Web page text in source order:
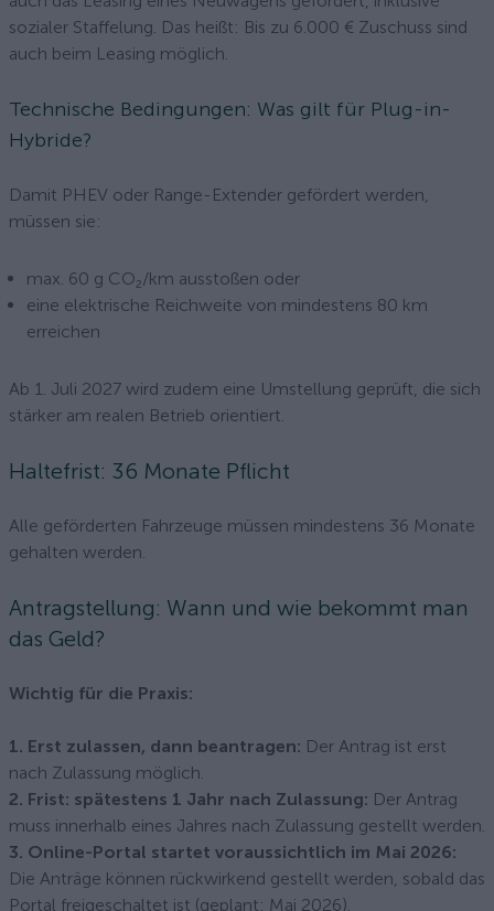
sozialer Staffelung. Das heißt: Bis zu 6.000 € Zuschuss sind
auch beim Leasing möglich.
Technische Bedingungen: Was gilt für Plug-in-
Hybride?
Damit PHEV oder Range-Extender gefördert werden,
müssen sie:
max. 60 g CO₂/km ausstoßen oder
eine elektrische Reichweite von mindestens 80 km
erreichen
Ab 1. Juli 2027 wird zudem eine Umstellung geprüft, die sich
stärker am realen Betrieb orientiert.
Haltefrist: 36 Monate Pflicht
Alle geförderten Fahrzeuge müssen mindestens 36 Monate
gehalten werden.
Antragstellung: Wann und wie bekommt man
das Geld?
Wichtig für die Praxis:
1. Erst zulassen, dann beantragen: Der Antrag ist erst
nach Zulassung möglich.
2. Frist: spätestens 1 Jahr nach Zulassung: Der Antrag
muss innerhalb eines Jahres nach Zulassung gestellt werden.
3. Online-Portal startet voraussichtlich im Mai 2026:
Die Anträge können rückwirkend gestellt werden, sobald das
Portal freigeschaltet ist (geplant: Mai 2026).